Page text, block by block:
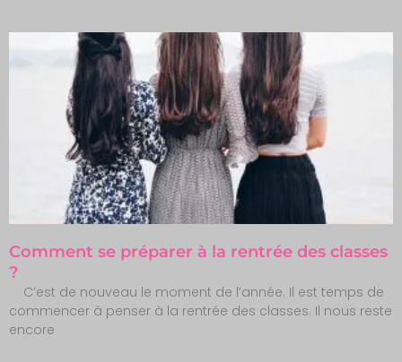
Comment se préparer à la rentrée des classes
?
C’est de nouveau le moment de l’année. Il est temps de
commencer à penser à la rentrée des classes. Il nous reste
encore